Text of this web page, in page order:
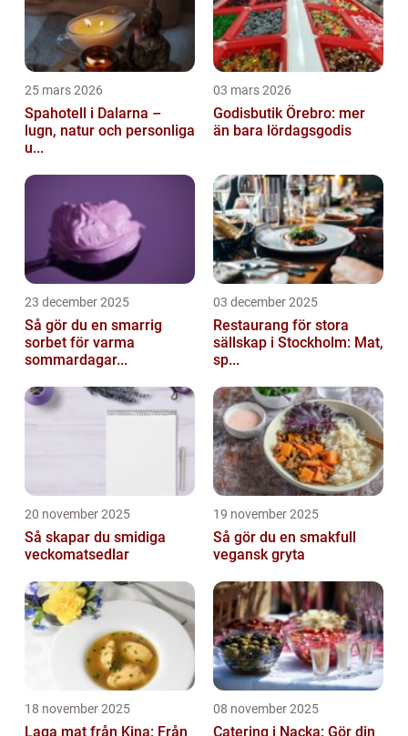
25 mars 2026
Spahotell i Dalarna –
lugn, natur och personliga
u...
03 mars 2026
Godisbutik Örebro: mer
än bara lördagsgodis
23 december 2025
Så gör du en smarrig
sorbet för varma
sommardagar...
03 december 2025
Restaurang för stora
sällskap i Stockholm: Mat,
sp...
20 november 2025
Så skapar du smidiga
veckomatsedlar
19 november 2025
Så gör du en smakfull
vegansk gryta
18 november 2025
Laga mat från Kina: Från
08 november 2025
Catering i Nacka: Gör din